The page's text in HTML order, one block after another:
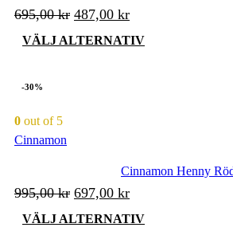
695,00kr Det
ursprungliga
priset
487,00 krDet
nuvarande
priset
VÄLJ ALTERNATIV
kan
-30%
0 out of 5
Cinnamon
Cinnamon Henny
995,00kr Det
ursprungliga
697,00 krDet
nuvarande
VÄLJ ALTERNATIV